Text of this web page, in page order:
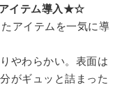
イテム導入★☆
アイテムを一気に導
やわらかい。表面は
がギュッと詰まった